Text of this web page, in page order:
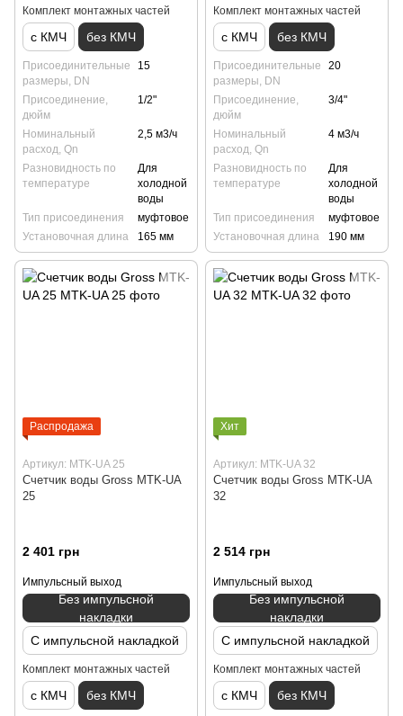
Комплект монтажных частей
с КМЧ без КМЧ
Присоединительные
размеры, DN
15
Присоединение,
дюйм
1/2"
Номинальный
расход, Qn
2,5 м3/ч
Разновидность по
температуре
Для
холодной
воды
Тип присоединения
муфтовое
Установочная длина
165 мм
Комплект монтажных частей
с КМЧ без КМЧ
Присоединительные
размеры, DN
20
Присоединение,
дюйм
3/4"
Номинальный
расход, Qn
4 м3/ч
Разновидность по
температуре
Для
холодной
воды
Тип присоединения
муфтовое
Установочная длина
190 мм
Распродажа
Артикул: MTK-UA 25
Счетчик воды Gross MTK-UA
25
2 401 грн
Импульсный выход
Без импульсной
накладки
С импульсной накладкой
Комплект монтажных частей
с КМЧ без КМЧ
Хит
Артикул: MTK-UA 32
Счетчик воды Gross MTK-UA
32
2 514 грн
Импульсный выход
Без импульсной
накладки
С импульсной накладкой
Комплект монтажных частей
с КМЧ без КМЧ